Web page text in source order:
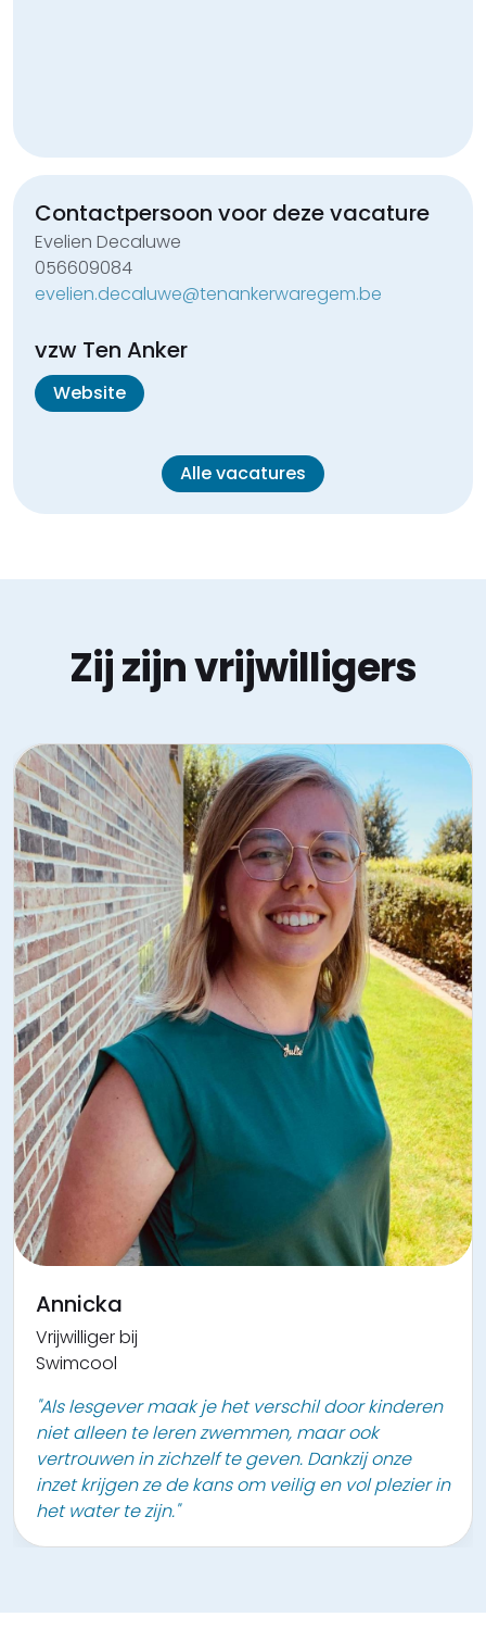
Contactpersoon voor dezevacature
Evelien Decaluwe
056609084
evelien.decaluwe@tenankerwaregem.be
vzw Ten Anker
Website
Alle vacatures
Zij zijn vrijwilligers
Annicka
Vrijwilliger bij
Swimcool
"Als lesgever maak je het verschil door kinderen
niet alleen te leren zwemmen, maar ook
vertrouwen in zichzelf te geven. Dankzij onze
inzet krijgen ze de kans om veilig en vol plezier in
het water te zijn."